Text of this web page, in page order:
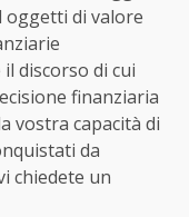
oggetti di valore
discorso di cui
finanziaria
vostra capacità di
da
chiedete un